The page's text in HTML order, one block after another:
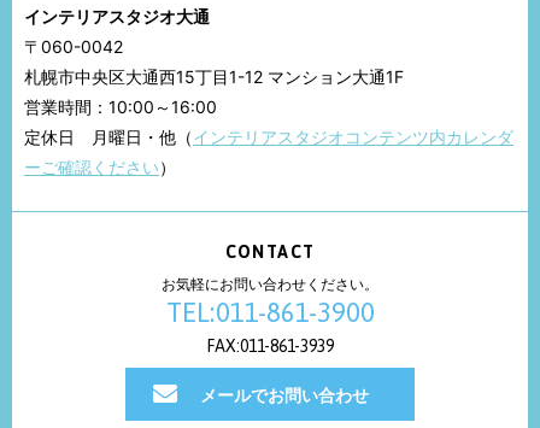
インテリアスタジオ大通
〒060-0042
札幌市中央区大通西15丁目1-12 マンション大通1F
営業時間：10:00～16:00
定休日 月曜日・他（インテリアスタジオコンテンツ内カレンダ
ーご確認ください）
CONTACT
お気軽にお問い合わせください。
TEL:011-861-3900
FAX:011-861-3939
メールでお問い合わせ